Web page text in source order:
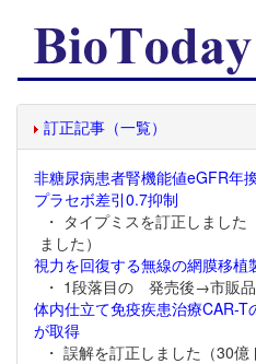
訂正記事（一覧）
非糖尿病患者腎機能値eGFR年
プラセボ差引0.7抑制
・ タイプミスを訂正しまし
ました）
視力を回復する無線の網膜移植
・ 1段落目の 発売後→市販
体内仕立て免疫疾患治療CAR-
が取得
・ 誤解を訂正しました（30